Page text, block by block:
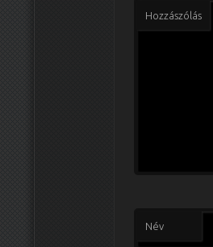
Hozzászólás
Név